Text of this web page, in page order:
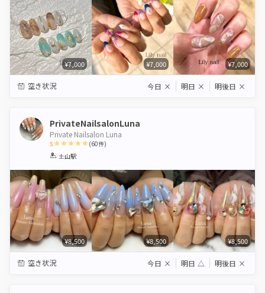
¥7,000 ¥7,000 ¥7,000
空き状況 今日 × 明日 × 明後日 ×
PrivateNailsalonLuna
Private Nailsalon Luna
5
1 2 3 4
(60件)
土山駅
¥8,500 ¥8,500 ¥8,500
空き状況 今日 × 明日 △ 明後日 ×